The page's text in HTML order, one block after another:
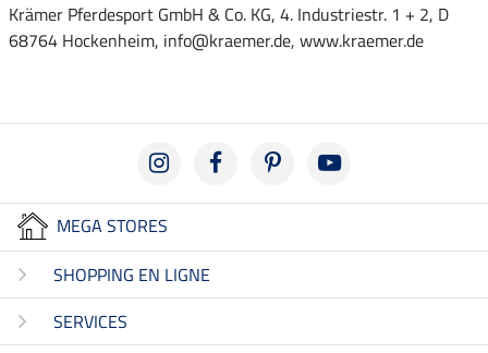
Krämer Pferdesport GmbH & Co. KG, 4. Industriestr. 1 + 2, D
68764 Hockenheim, info@kraemer.de, www.kraemer.de
MEGA STORES
SHOPPING EN LIGNE
SERVICES